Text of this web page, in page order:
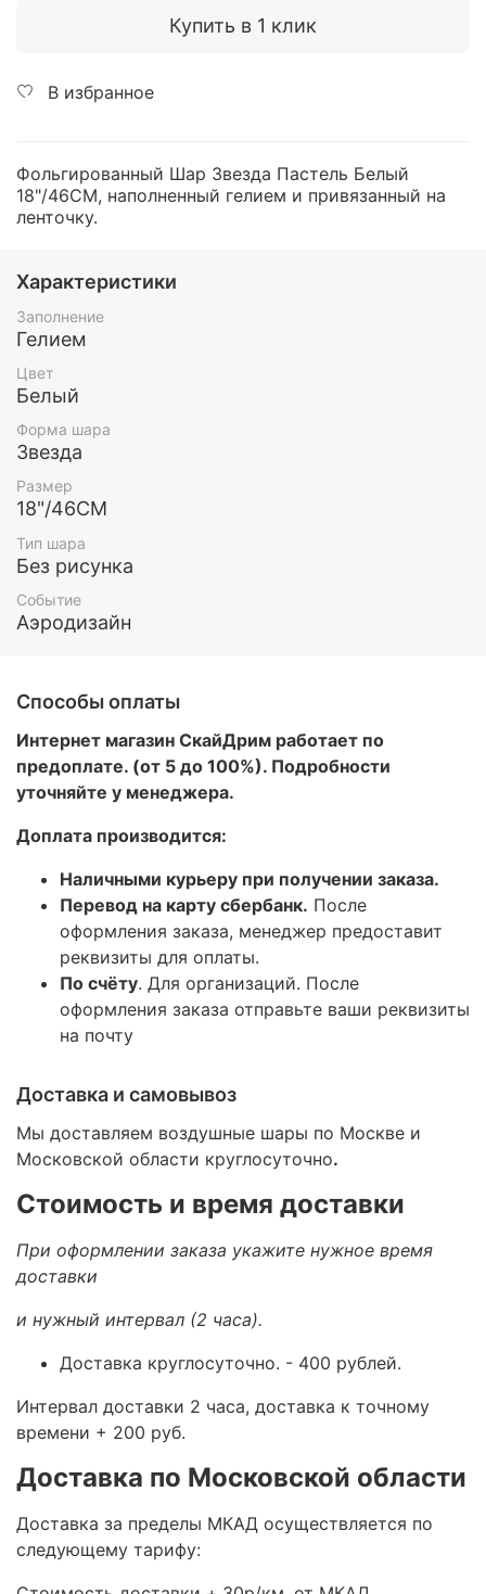
Купить в 1 клик
В избранное
Фольгированный Шар Звезда Пастель Белый
18"/46СМ, наполненный гелием и привязанный на
ленточку.
Характеристики
Заполнение
Гелием
Цвет
Белый
Форма шара
Звезда
Размер
18"/46СМ
Тип шара
Без рисунка
Событие
Аэродизайн
Способы оплаты
Интернет магазин СкайДрим работает по
предоплате. (от 5 до 100%). Подробности
уточняйте у менеджера.
Доплата производится:
Наличными курьеру при получении заказа.
Перевод на карту сбербанк. После
оформления заказа, менеджер предоставит
реквизиты для оплаты.
По счёту. Для организаций. После
оформления заказа отправьте ваши реквизиты
на почту
Доставка и самовывоз
Мы доставляем воздушные шары по Москве и
Московской области круглосуточно.
Стоимость и время доставки
При оформлении заказа укажите нужное время
доставки
и нужный интервал (2 часа).
Доставка круглосуточно. - 400 рублей.
Интервал доставки 2 часа, доставка к точному
времени + 200 руб.
Доставка по Московской области
Доставка за пределы МКАД осуществляется по
следующему тарифу: